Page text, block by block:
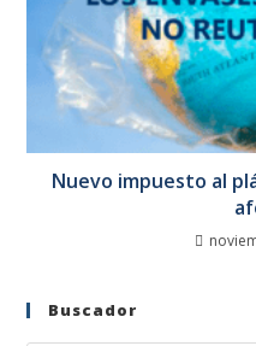
Nuevo impuesto al
Buscador